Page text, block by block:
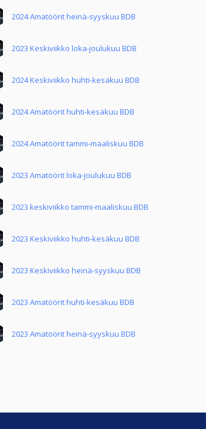
2024 Amatöörit heinä-syyskuu BDB
2023 Keskiviikko loka-joulukuu BDB
2024 Keskiviikko huhti-kesäkuu BDB
2024 Amatöörit huhti-kesäkuu BDB
2024 Amatöörit tammi-maaliskuu BDB
2023 Amatöörit loka-joulukuu BDB
2023 keskiviikko tammi-maaliskuu BDB
2023 Keskiviikko huhti-kesäkuu BDB
2023 Keskiviikko heinä-syyskuu BDB
2023 Amatöörit huhti-kesäkuu BDB
2023 Amatöörit heinä-syyskuu BDB